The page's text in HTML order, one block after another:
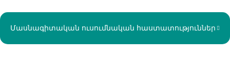
Մասնագիտական ուսումնական հաստատություններ